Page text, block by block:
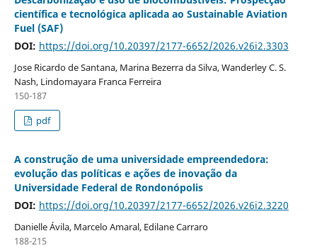
científica e tecnológica aplicada ao Sustainable Aviation
Fuel (SAF)
DOI: https://doi.org/10.20397/2177-6652/2026.v26i2.3303
Jose Ricardo de Santana, Marina Bezerra da Silva, Wanderley C. S.
Nash, Lindomayara Franca Ferreira
150-187
pdf
A construção de uma universidade empreendedora:
evolução das políticas e ações de inovação da
Universidade Federal de Rondonópolis
DOI: https://doi.org/10.20397/2177-6652/2026.v26i2.3220
Danielle Ávila, Marcelo Amaral, Edilane Carraro
188-215